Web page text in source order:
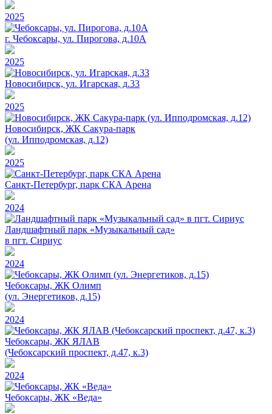
2025
г. Чебоксары, ул. Пирогова, д.10А
2025
Новосибирск, ул. Игарская, д.33
2025
Новосибирск, ЖК Сакура-парк
(ул. Ипподромская, д.12)
2025
Санкт-Петербург, парк СКА Арена
2024
Ландшафтный парк «Музыкальный сад»
в пгт. Сириус
2024
Чебоксары, ЖК Олимп
(ул. Энергетиков, д.15)
2024
Чебоксары, ЖК ЯЛАВ
(Чебоксарский проспект, д.47, к.3)
2024
Чебоксары, ЖК «Веда»